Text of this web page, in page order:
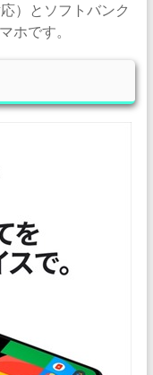
）とソフトバンク
ホです。